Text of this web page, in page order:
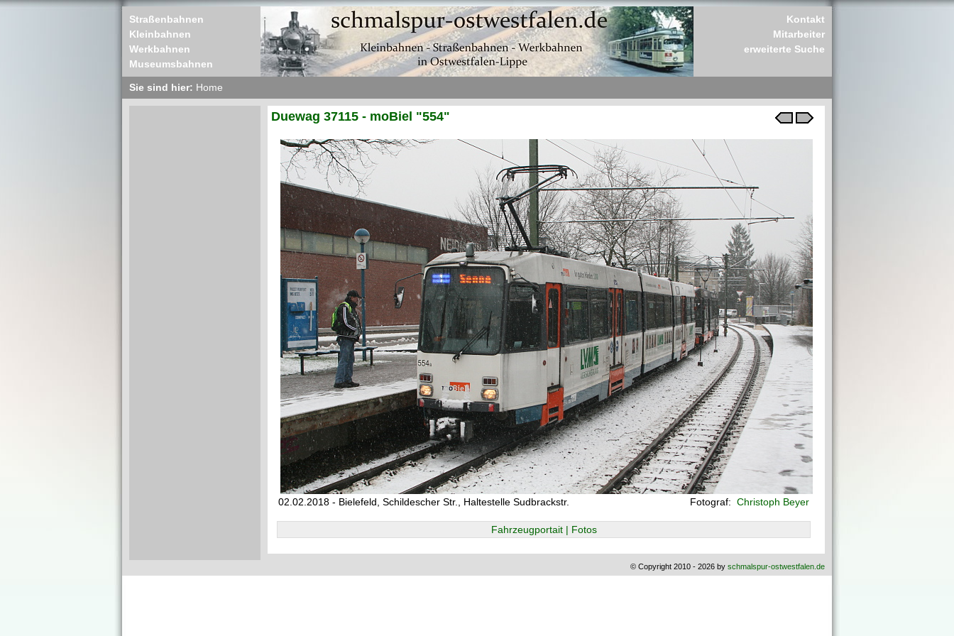
Straßenbahnen
Kleinbahnen
Werkbahnen
Museumsbahnen
Kontakt
Mitarbeiter
erweiterte Suche
Sie sind hier: Home
Duewag 37115 - moBiel "554"
02.02.2018 - Bielefeld, Schildescher Str., Haltestelle Sudbrackstr. Fotograf: Christoph Beyer
Fahrzeugportait | Fotos
© Copyright 2010 - 2026 by schmalspur-ostwestfalen.de